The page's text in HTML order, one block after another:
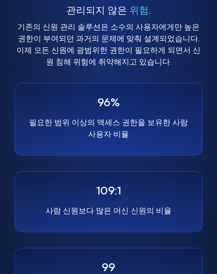
관리되지 않은 위험.
기존의 신원 관리 솔루션은 소수의 사용자에게만 높은
권한이 부여되던 과거의 문제에 맞춰 설계되었습니다.
이제 모든 신원에 광범위한 권한이 필요하게 되면서 신
원 침해 위험에 취약해지고 있습니다.
96%
필요한 범위 이상의 액세스 권한을 보유한 사람
사용자 비율
109:1
사람 신원보다 많은 머신 신원의 비율
99